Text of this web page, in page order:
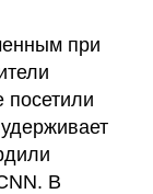
при
посетили
В